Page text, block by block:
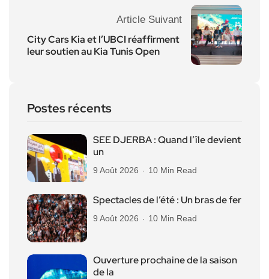
Article Suivant
City Cars Kia et l’UBCI réaffirment
leur soutien au Kia Tunis Open
Postes récents
SEE DJERBA : Quand l’île devient
un
9 Août 2026 10 Min Read
Spectacles de l’été : Un bras de fer
9 Août 2026 10 Min Read
Ouverture prochaine de la saison
de la